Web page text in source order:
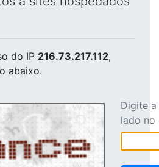
do IP 216.73.217.112,
abaixo.
Digite
lado no